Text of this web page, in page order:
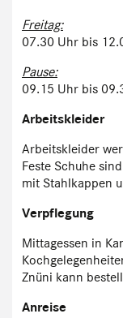
Freitag:
07.30 Uhr bis
Pause:
09.15 Uhr bis
Arbeitskleider
Arbeitskleider
Feste Schuhe
mit Stahlkappen
Verpflegung
Mittagessen in
Znüni kann
Anreise